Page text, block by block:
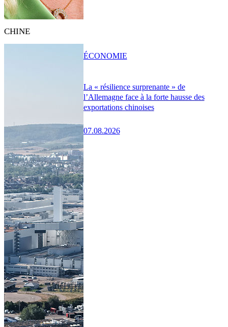
CHINE
La « résilience surprenante » de
l’Allemagne face à la forte hausse des
exportations chinoises
07.08.2026
ÉCONOMIE